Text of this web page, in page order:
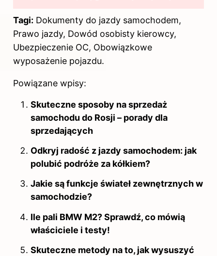
Tagi: Dokumenty do jazdy samochodem,
Prawo jazdy, Dowód osobisty kierowcy,
Ubezpieczenie OC, Obowiązkowe
wyposażenie pojazdu.
Powiązane wpisy:
Skuteczne sposoby na sprzedaż
samochodu do Rosji – porady dla
sprzedających
Odkryj radość z jazdy samochodem: jak
polubić podróże za kółkiem?
Jakie są funkcje świateł zewnętrznych w
samochodzie?
Ile pali BMW M2? Sprawdź, co mówią
właściciele i testy!
Skuteczne metody na to, jak wysuszyć